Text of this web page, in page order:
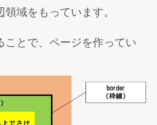
域をもっています。
ことで、ページを作ってい